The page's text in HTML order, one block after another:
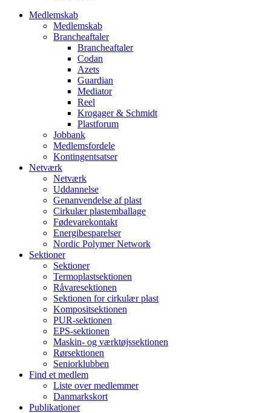
Medlemskab
Medlemskab
Brancheaftaler
Brancheaftaler
Codan
Azets
Guardian
Mediator
Reel
Krogager & Schmidt
Plastforum
Jobbank
Medlemsfordele
Kontingentsatser
Netværk
Netværk
Uddannelse
Genanvendelse af plast
Cirkulær plastemballage
Fødevarekontakt
Energibesparelser
Nordic Polymer Network
Sektioner
Sektioner
Termoplastsektionen
Råvaresektionen
Sektionen for cirkulær plast
Kompositsektionen
PUR-sektionen
EPS-sektionen
Maskin- og værktøjssektionen
Rørsektionen
Seniorklubben
Find et medlem
Liste over medlemmer
Danmarkskort
Publikationer